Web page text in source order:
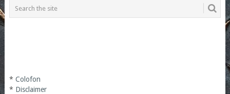
* Colofon
* Disclaimer